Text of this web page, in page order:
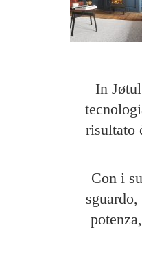
In
risultato
Con i